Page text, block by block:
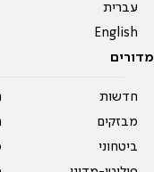
עברית
English
מדורים
חדשות
מבזקים
ביטחוני